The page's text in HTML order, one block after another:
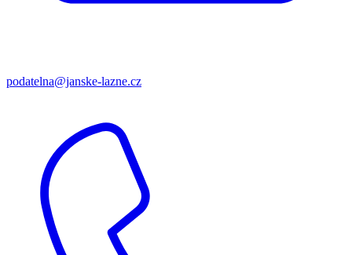
podatelna@janske-lazne.cz